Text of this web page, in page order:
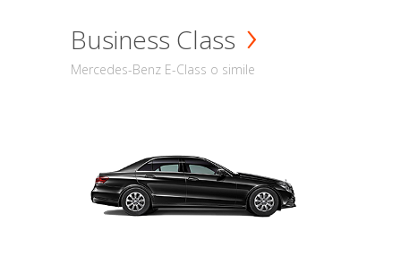
Business Class
Mercedes-Benz E-Class o simile